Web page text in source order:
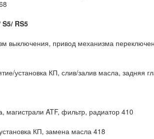
S5/ RS5
выключения, привод механизма
установка КП, слив/залив масла, задняя
магистрали ATF, фильтр, радиатор 410
КП, замена масла 418